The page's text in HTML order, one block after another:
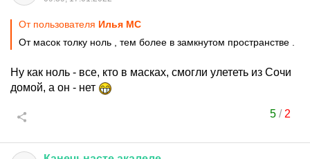
От пользователя Илья MC
От масок толку ноль , тем более в замкнутом пространстве .
Ну как ноль - все, кто в масках, смогли улететь из Сочи
домой, а он - нет
5/ 2